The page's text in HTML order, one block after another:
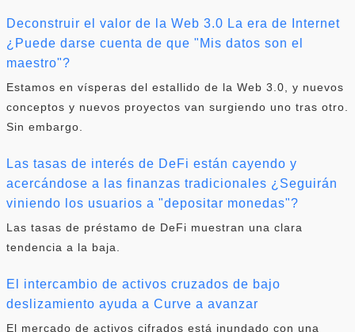
Deconstruir el valor de la Web 3.0 La era de Internet
¿Puede darse cuenta de que "Mis datos son el
maestro"?
Estamos en vísperas del estallido de la Web 3.0, y nuevos
conceptos y nuevos proyectos van surgiendo uno tras otro.
Sin embargo.
Las tasas de interés de DeFi están cayendo y
acercándose a las finanzas tradicionales ¿Seguirán
viniendo los usuarios a "depositar monedas"?
Las tasas de préstamo de DeFi muestran una clara
tendencia a la baja.
El intercambio de activos cruzados de bajo
deslizamiento ayuda a Curve a avanzar
El mercado de activos cifrados está inundado con una